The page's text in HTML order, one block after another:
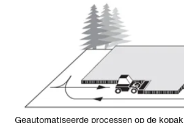
Geautomatiseerde processen op de